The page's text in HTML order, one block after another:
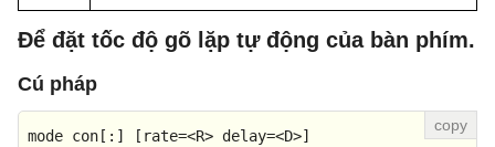
Để đặt tốc độ gõ lặp tự động của bàn phím.
Cú pháp
mode con[:] [rate=<R> delay=<D>]